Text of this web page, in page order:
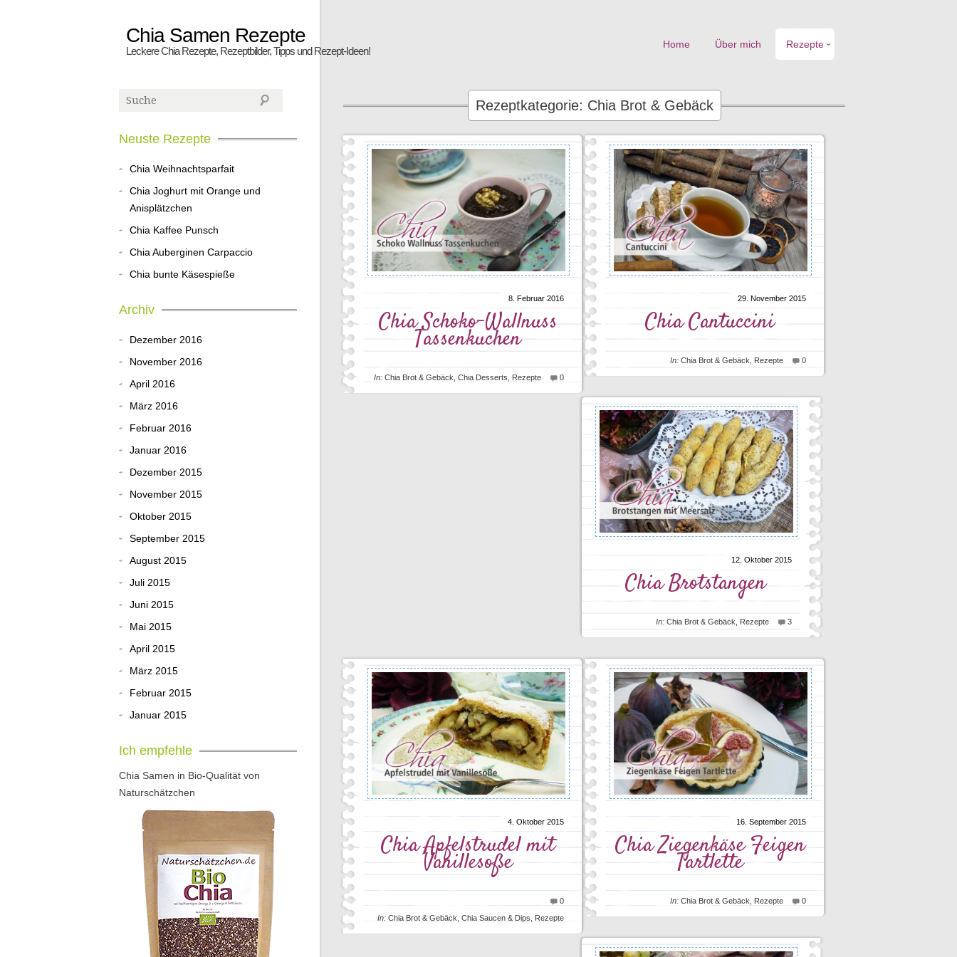
Chia Samen Rezepte
Leckere Chia Rezepte, Rezeptbilder, Tipps und Rezept-Ideen!
Home Über mich Rezepte
Rezeptkategorie: Chia Brot & Gebäck
8. Februar 2016
Chia Schoko-Wallnuss
Tassenkuchen
0
In: Chia Brot & Gebäck Chia Desserts Rezepte
29. November 2015
Chia Cantuccini
0
In: Chia Brot & Gebäck Rezepte
12. Oktober 2015
Chia Brotstangen
3
In: Chia Brot & Gebäck Rezepte
4. Oktober 2015
Chia Apfelstrudel mit
Vanillesoße
0
In: Chia Brot & Gebäck Chia Saucen & Dips Rezepte
16. September 2015
Chia Ziegenkäse Feigen
Tartlette
0
In: Chia Brot & Gebäck Rezepte
Neuste Rezepte
Chia Weihnachtsparfait
Chia Joghurt mit Orange und
Anisplätzchen
Chia Kaffee Punsch
Chia Auberginen Carpaccio
Chia bunte Käsespieße
Archiv
Dezember 2016
November 2016
April 2016
März 2016
Februar 2016
Januar 2016
Dezember 2015
November 2015
Oktober 2015
September 2015
August 2015
Juli 2015
Juni 2015
Mai 2015
April 2015
März 2015
Februar 2015
Januar 2015
Ich empfehle
Chia Samen in Bio-Qualität von
Naturschätzchen